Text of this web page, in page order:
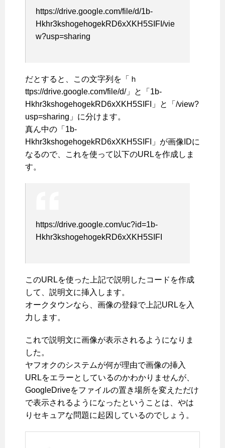
https://drive.google.com/file/d/1b-
Hkhr3kshogehogekRD6xXKH5SIFI/vie
w?usp=sharing
だとすると、この文字列を「ｈ
ttps://drive.google.com/file/d/」と「1b-
Hkhr3kshogehogekRD6xXKH5SIFI」と「/view?
usp=sharing」に分けます。
真ん中の「1b-
Hkhr3kshogehogekRD6xXKH5SIFI」が画像IDに
なるので、これを使って以下のURLを作成しま
す。
https://drive.google.com/uc?id=1b-
Hkhr3kshogehogekRD6xXKH5SIFI
このURLを使った上記で説明したコードを作成
して、説明文に挿入します。
オークタウンなら、画像の登録で上記URLを入
力します。
これで説明文に画像が表示されるようになりま
した。
ヤフオクのシステムが何が理由で画像の挿入
URLをエラーとしているのかわかりませんが、
GoogleDriveをファイルの置き場所を変えただけ
で表示されるようになったということは、やは
りセキュアな問題に起因しているのでしょう。